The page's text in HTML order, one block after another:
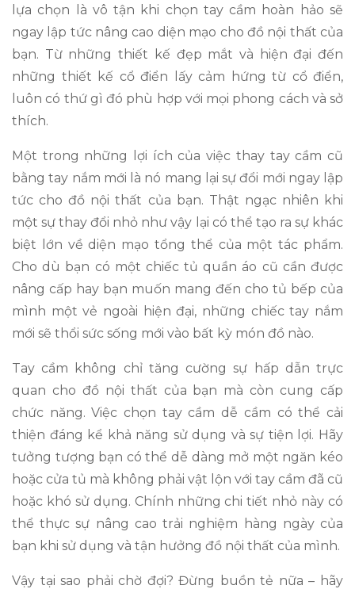
lựa chọn là vô tận khi chọn tay cầm hoàn hảo sẽ
ngay lập tức nâng cao diện mạo cho đồ nội thất của
bạn. Từ những thiết kế đẹp mắt và hiện đại đến
những thiết kế cổ điển lấy cảm hứng từ cổ điển,
luôn có thứ gì đó phù hợp với mọi phong cách và sở
thích.
Một trong những lợi ích của việc thay tay cầm cũ
bằng tay nắm mới là nó mang lại sự đổi mới ngay lập
tức cho đồ nội thất của bạn. Thật ngạc nhiên khi
một sự thay đổi nhỏ như vậy lại có thể tạo ra sự khác
biệt lớn về diện mạo tổng thể của một tác phẩm.
Cho dù bạn có một chiếc tủ quần áo cũ cần được
nâng cấp hay bạn muốn mang đến cho tủ bếp của
mình một vẻ ngoài hiện đại, những chiếc tay nắm
mới sẽ thổi sức sống mới vào bất kỳ món đồ nào.
Tay cầm không chỉ tăng cường sự hấp dẫn trực
quan cho đồ nội thất của bạn mà còn cung cấp
chức năng. Việc chọn tay cầm dễ cầm có thể cải
thiện đáng kể khả năng sử dụng và sự tiện lợi. Hãy
tưởng tượng bạn có thể dễ dàng mở một ngăn kéo
hoặc cửa tủ mà không phải vật lộn với tay cầm đã cũ
hoặc khó sử dụng. Chính những chi tiết nhỏ này có
thể thực sự nâng cao trải nghiệm hàng ngày của
bạn khi sử dụng và tận hưởng đồ nội thất của mình.
Vậy tại sao phải chờ đợi? Đừng buồn tẻ nữa – hãy